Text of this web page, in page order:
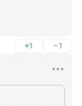
+1 –1